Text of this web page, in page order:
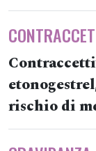
rischio di